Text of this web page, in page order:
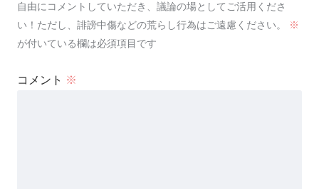
自由にコメントしていただき、議論の場としてご活用くださ
い！ただし、誹謗中傷などの荒らし行為はご遠慮ください。
※
が付いている欄は必須項目です
コメント ※